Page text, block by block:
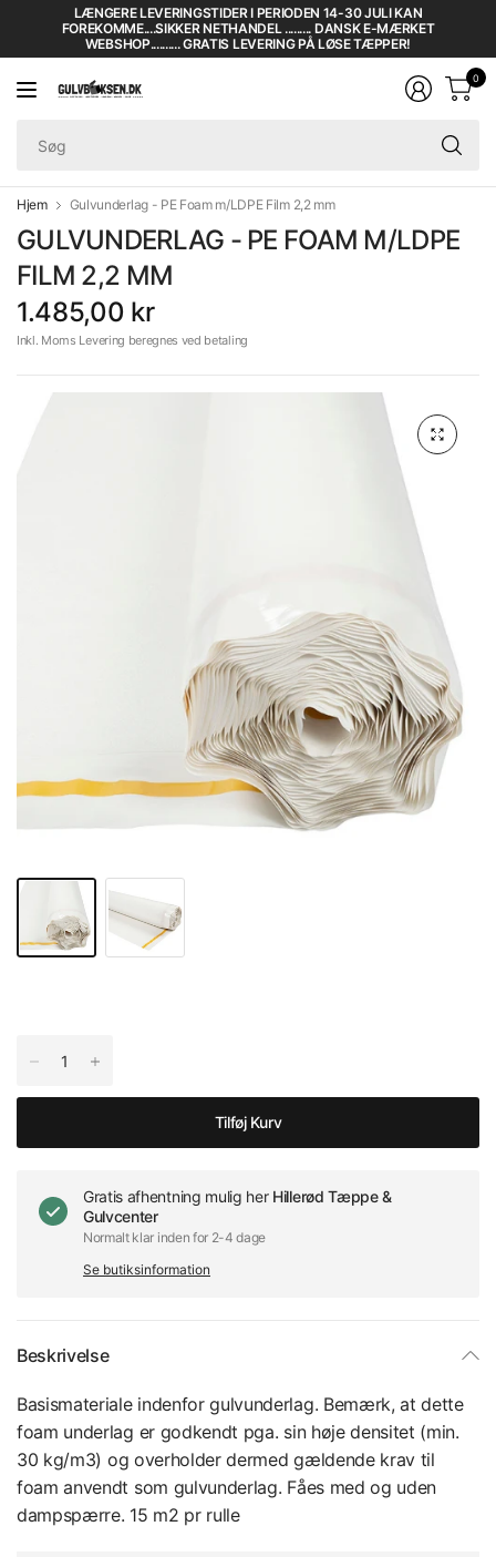
LÆNGERE LEVERINGSTIDER I PERIODEN 14-30 JULI KAN
FOREKOMME....SIKKER NETHANDEL ......... DANSK E-MÆRKET
WEBSHOP.......... GRATIS LEVERING PÅ LØSE TÆPPER!
0
Hjem Gulvunderlag - PE Foam m/LDPE Film 2,2 mm
GULVUNDERLAG - PE FOAM M/LDPE
FILM 2,2 MM
1.485,00 kr
Inkl. Moms Levering beregnes ved betaling
Tilføj Kurv
Gratis afhentning mulig her Hillerød Tæppe &
Gulvcenter
Normalt klar inden for 2-4 dage
Se butiksinformation
Beskrivelse
Basismateriale indenfor gulvunderlag. Bemærk, at dette
foam underlag er godkendt pga. sin høje densitet (min.
30 kg/m3) og overholder dermed gældende krav til
foam anvendt som gulvunderlag. Fåes med og uden
dampspærre. 15 m2 pr rulle